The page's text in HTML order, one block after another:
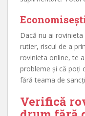
Dacă nu ai
rutier, riscul de a
rovinieta online, te
probleme și că poți
fără teama de
Verifică